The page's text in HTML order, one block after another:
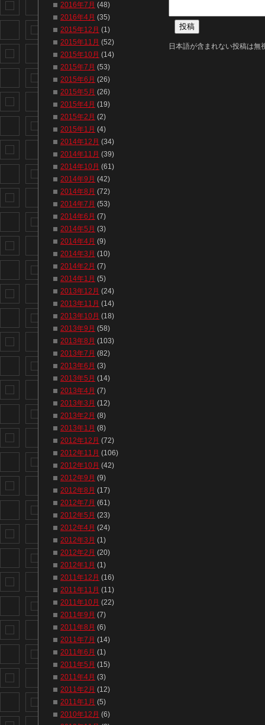
日本語が含まれない投稿は無
2016年7月 (48)
2016年4月 (35)
2015年12月 (1)
2015年11月 (52)
2015年10月 (14)
2015年7月 (53)
2015年6月 (26)
2015年5月 (26)
2015年4月 (19)
2015年2月 (2)
2015年1月 (4)
2014年12月 (34)
2014年11月 (39)
2014年10月 (61)
2014年9月 (42)
2014年8月 (72)
2014年7月 (53)
2014年6月 (7)
2014年5月 (3)
2014年4月 (9)
2014年3月 (10)
2014年2月 (7)
2014年1月 (5)
2013年12月 (24)
2013年11月 (14)
2013年10月 (18)
2013年9月 (58)
2013年8月 (103)
2013年7月 (82)
2013年6月 (3)
2013年5月 (14)
2013年4月 (7)
2013年3月 (12)
2013年2月 (8)
2013年1月 (8)
2012年12月 (72)
2012年11月 (106)
2012年10月 (42)
2012年9月 (9)
2012年8月 (17)
2012年7月 (61)
2012年5月 (23)
2012年4月 (24)
2012年3月 (1)
2012年2月 (20)
2012年1月 (1)
2011年12月 (16)
2011年11月 (11)
2011年10月 (22)
2011年9月 (7)
2011年8月 (6)
2011年7月 (14)
2011年6月 (1)
2011年5月 (15)
2011年4月 (3)
2011年2月 (12)
2011年1月 (5)
2010年12月 (6)